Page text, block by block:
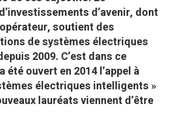
d’avenir, dont
opérateur, soutient des
de systèmes électriques
2009. C’est dans ce
été ouvert en 2014 l’appel à
électriques intelligents »
lauréats viennent d’être